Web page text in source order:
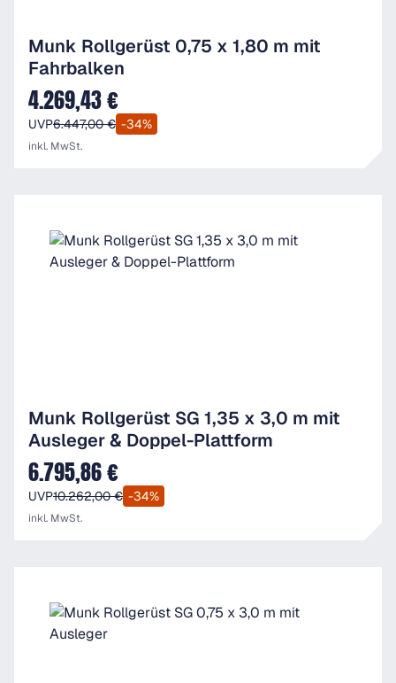
Munk Rollgerüst 0,75 x 1,80 m mit
Fahrbalken
Verkaufspreis:
4.269,43 €
UVP6.447,00 € -34%
inkl. MwSt.
Munk Rollgerüst SG 1,35 x 3,0 m mit
Ausleger & Doppel-Plattform
Verkaufspreis:
6.795,86 €
UVP10.262,00 € -34%
inkl. MwSt.